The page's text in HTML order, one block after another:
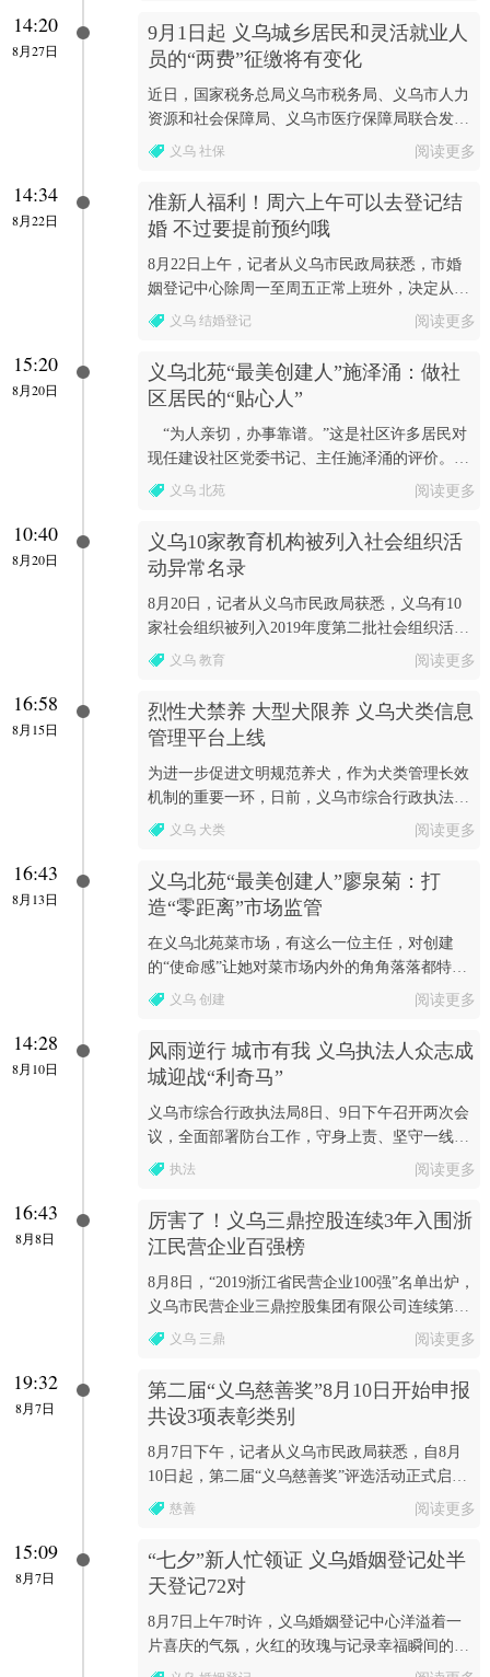
9月1日起 义乌城乡居民和灵活就业人
员的“两费”征缴将有变化
近日，国家税务总局义乌市税务局、义乌市人力
资源和社会保障局、义乌市医疗保障局联合发布
《关于集中版城乡居民和灵活就业人员社保费医
义乌 社保 阅读更多
14:20
8月27日
准新人福利！周六上午可以去登记结
婚 不过要提前预约哦
8月22日上午，记者从义乌市民政局获悉，市婚
姻登记中心除周一至周五正常上班外，决定从9
月起实行周六上午加班为有预约的准新人办理婚
义乌 结婚登记 阅读更多
14:34
8月22日
义乌北苑“最美创建人”施泽涌：做社
区居民的“贴心人”
“为人亲切，办事靠谱。”这是社区许多居民对
现任建设社区党委书记、主任施泽涌的评价。一
直以来他都坚持“群众的事无小事”，做着最平凡
义乌 北苑 阅读更多
15:20
8月20日
义乌10家教育机构被列入社会组织活
动异常名录
8月20日，记者从义乌市民政局获悉，义乌有10
家社会组织被列入2019年度第二批社会组织活动
异常名录。
义乌 教育 阅读更多
10:40
8月20日
烈性犬禁养 大型犬限养 义乌犬类信息
管理平台上线
为进一步促进文明规范养犬，作为犬类管理长效
机制的重要一环，日前，义乌市综合行政执法局
正式上线了“犬类信息管理平台”。
义乌 犬类 阅读更多
16:58
8月15日
义乌北苑“最美创建人”廖泉菊：打
造“零距离”市场监管
在义乌北苑菜市场，有这么一位主任，对创建
的“使命感”让她对菜市场内外的角角落落都特
别“较真”。她就是北苑街道“最美创建人”廖泉
义乌 创建 阅读更多
16:43
8月13日
风雨逆行 城市有我 义乌执法人众志成
城迎战“利奇马”
义乌市综合行政执法局8日、9日下午召开两次会
议，全面部署防台工作，守身上责、坚守一线，
积极投入防台抗台应急保重工作。
执法 阅读更多
14:28
8月10日
厉害了！义乌三鼎控股连续3年入围浙
江民营企业百强榜
8月8日，“2019浙江省民营企业100强”名单出炉，
义乌市民营企业三鼎控股集团有限公司连续第三
年入围榜单。
义乌 三鼎 阅读更多
16:43
8月8日
第二届“义乌慈善奖”8月10日开始申报
共设3项表彰类别
8月7日下午，记者从义乌市民政局获悉，自8月
10日起，第二届“义乌慈善奖”评选活动正式启
动。慈善 阅读更多
19:32
8月7日
“七夕”新人忙领证 义乌婚姻登记处半
天登记72对
8月7日上午7时许，义乌婚姻登记中心洋溢着一
片喜庆的气氛，火红的玫瑰与记录幸福瞬间的相
机随处可见，不少新人已经开始在窗口办理结婚
15:09
8月7日